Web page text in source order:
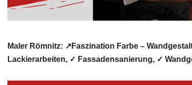
Maler Römnitz: ↗️Faszination Farbe –
Lackierarbeiten, ✓ Fassadensanierung, ✓